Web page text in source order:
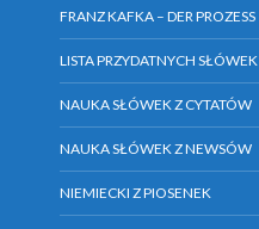
FRANZ KAFKA – DER PROZESS
LISTA PRZYDATNYCH SŁÓWEK
NAUKA SŁÓWEK Z CYTATÓW
NAUKA SŁÓWEK Z NEWSÓW
NIEMIECKI Z PIOSENEK